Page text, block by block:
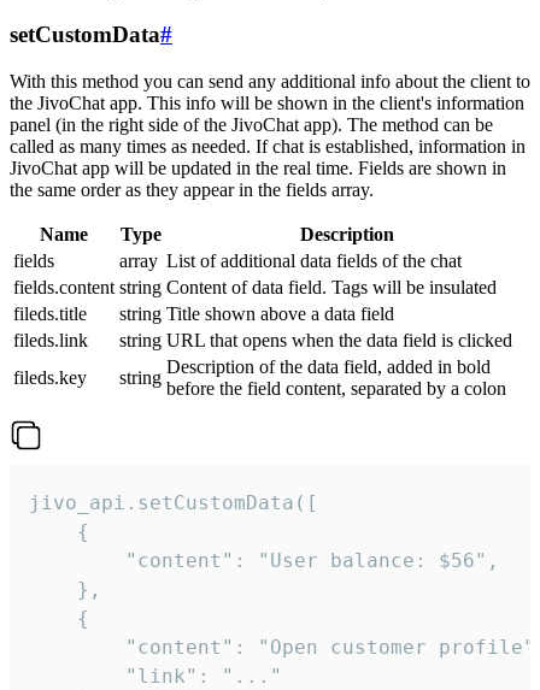
setCustomData#
With this method you can send any additional info about the client to
the JivoChat app. This info will be shown in the client's information
panel (in the right side of the JivoChat app). The method can be
called as many times as needed. If chat is established, information in
JivoChat app will be updated in the real time. Fields are shown in
the same order as they appear in the fields array.
Name Type
Description
fields
array List of additional data fields of the chat
fields.content string Content of data field. Tags will be insulated
fileds.title
string Title shown above a data field
fileds.link
string URL that opens when the data field is clicked
fileds.key
string
Description of the data field, added in bold
before the field content, separated by a colon
jivo_api.setCustomData([
    {
        "content": "User balance: $56",
    },
    {
"content": "Open customer
        "link": "..."